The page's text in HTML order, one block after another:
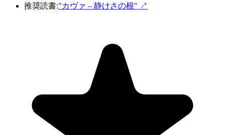
推奨読書:"カヴァ – 静けさの根" ↗